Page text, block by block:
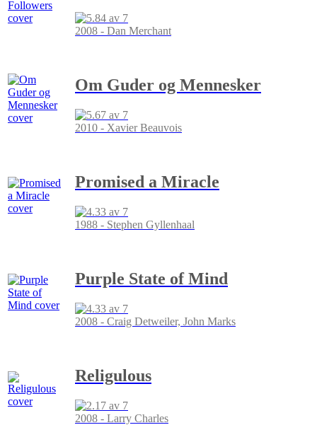
2008 - Dan Merchant
Om Guder og Mennesker
2010 - Xavier Beauvois
Promised a Miracle
1988 - Stephen Gyllenhaal
Purple State of Mind
2008 - Craig Detweiler, John Marks
Religulous
2008 - Larry Charles